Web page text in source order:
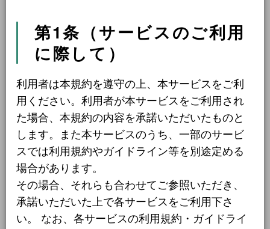
令和8年12月31日まで 1件
令和9年2月28日まで
令和9年3月31日まで 2件
期間の定めなし 31件
職種から探す
建設・土木・電気工事
配送・輸送・機械運転等 25件
2025.08.06
新規機能を追加しました
2025.08.01 更新案内
新規事業者
2023.09.01
LINEで最新情報を確認ください
第1条（サービスのご利用
に際して）
利用者は本規約を遵守の上、本サービスをご利
用ください。利用者が本サービスをご利用され
た場合、本規約の内容を承諾いただいたものと
します。また本サービスのうち、一部のサービ
スでは利用規約やガイドライン等を別途定める
場合があります。
その場合、それらも合わせてご参照いただき、
承諾いただいた上で各サービスをご利用下さ
い。 なお、各サービスの利用規約・ガイドライ